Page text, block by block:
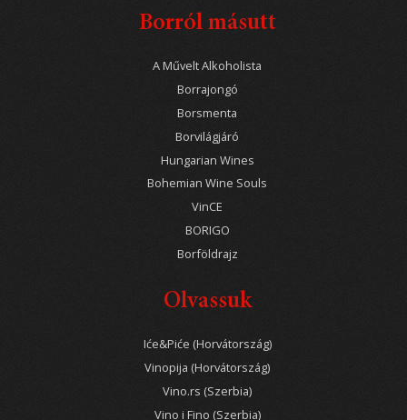
Borról másutt
A Művelt Alkoholista
Borrajongó
Borsmenta
Borvilágjáró
Hungarian Wines
Bohemian Wine Souls
VinCE
BORIGO
Borföldrajz
Olvassuk
Iće&Piće (Horvátország)
Vinopija (Horvátország)
Vino.rs (Szerbia)
Vino i Fino (Szerbia)